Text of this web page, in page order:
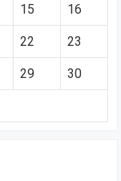
15 16
22 23
29 30